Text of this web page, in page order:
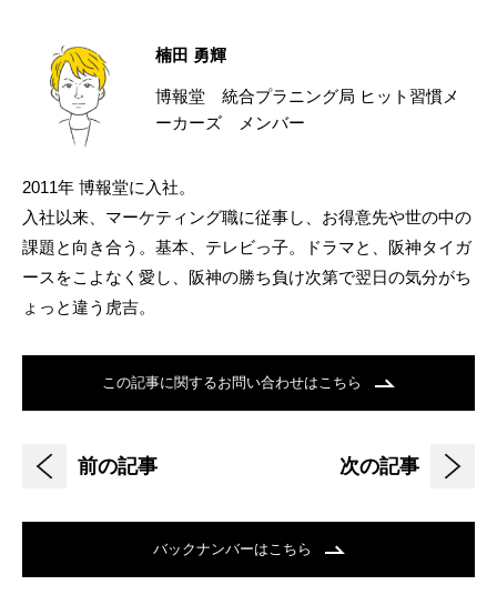
楠田 勇輝
博報堂 統合プラニング局 ヒット習慣メ
ーカーズ メンバー
2011年 博報堂に入社。
入社以来、マーケティング職に従事し、お得意先や世の中の
課題と向き合う。基本、テレビっ子。ドラマと、阪神タイガ
ースをこよなく愛し、阪神の勝ち負け次第で翌日の気分がち
ょっと違う虎吉。
この記事に関するお問い合わせはこちら
前の記事 次の記事
バックナンバーはこちら